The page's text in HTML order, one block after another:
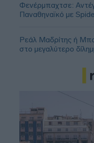
Φενέρμπαχτσε:
Παναθηναϊκό με
Ρεάλ Μαδρίτης ή
στο μεγαλύτερο